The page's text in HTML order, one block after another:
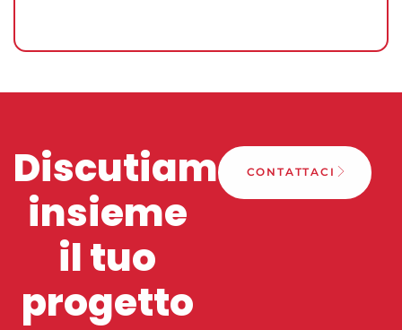
Discutiamo
insieme
il tuo
progetto
CONTATTACI